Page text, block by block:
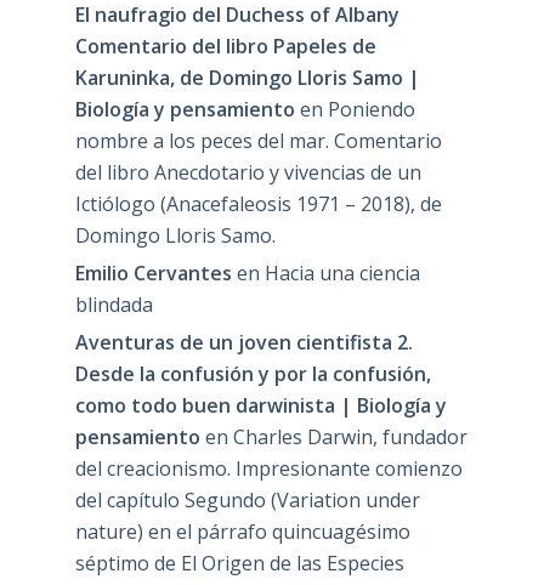
El naufragio del Duchess of Albany
Comentario del libro Papeles de
Karuninka, de Domingo Lloris Samo |
Biología y pensamiento en Poniendo
nombre a los peces del mar. Comentario
del libro Anecdotario y vivencias de un
Ictiólogo (Anacefaleosis 1971 – 2018), de
Domingo Lloris Samo.
Emilio Cervantes en Hacia una ciencia
blindada
Aventuras de un joven cientifista 2.
Desde la confusión y por la confusión,
como todo buen darwinista | Biología y
pensamiento en Charles Darwin, fundador
del creacionismo. Impresionante comienzo
del capítulo Segundo (Variation under
nature) en el párrafo quincuagésimo
séptimo de El Origen de las Especies